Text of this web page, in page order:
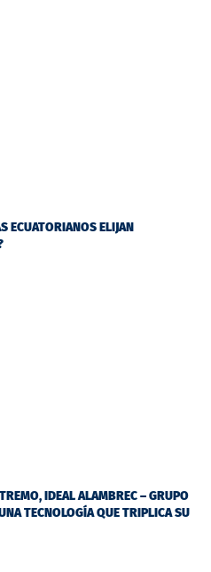
ECUATORIANOS ELIJAN
IDEAL ALAMBREC – GRUPO
TECNOLOGÍA QUE TRIPLICA SU